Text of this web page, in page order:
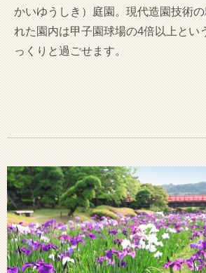
かいゆうしき）庭園。現代造園技術
れた園内は甲子園球場の4倍以上とい
っくりと過ごせます。